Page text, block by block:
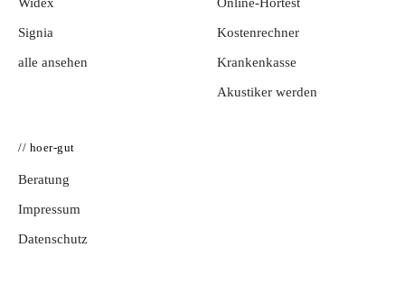
Signia
alle ansehen
Kostenrechner
Krankenkasse
Akustiker werden
// hoer-gut
Beratung
Impressum
Datenschutz